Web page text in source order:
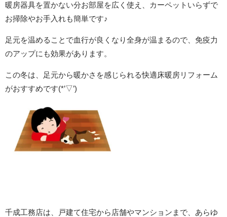
暖房器具を置かない分お部屋を広く使え、カーペットいらずで
お掃除やお手入れも簡単です♪
足元を温めることで血行が良くなり全身が温まるので、免疫力
のアップにも効果があります。
この冬は、足元から暖かさを感じられる快適床暖房リフォーム
がおすすめです(*’▽’)
千成工務店は、戸建て住宅から店舗やマンションまで、あらゆ